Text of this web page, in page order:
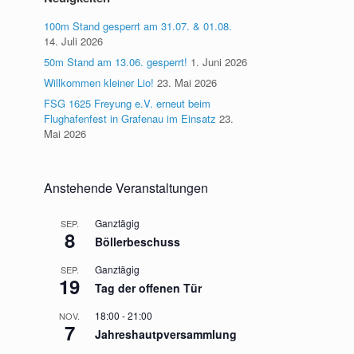
100m Stand gesperrt am 31.07. & 01.08.
14. Juli 2026
50m Stand am 13.06. gesperrt! 1. Juni 2026
Willkommen kleiner Lio! 23. Mai 2026
FSG 1625 Freyung e.V. erneut beim
Flughafenfest in Grafenau im Einsatz 23.
Mai 2026
Anstehende Veranstaltungen
SEP.
8
Ganztägig
Böllerbeschuss
SEP.
19
Ganztägig
Tag der offenen Tür
NOV.
7
18:00 -21:00
Jahreshautpversammlung